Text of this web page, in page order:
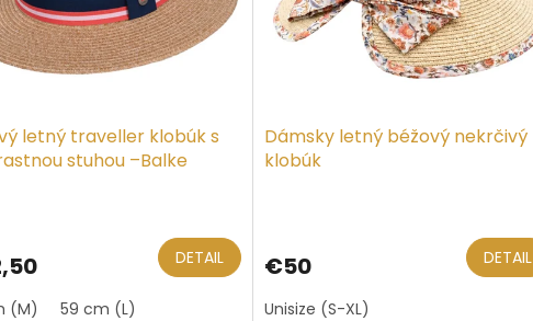
letný traveller klobúk s
stuhou –Balke
DETAIL
(M) 59 cm (L)
Dámsky letný béžový nekrčivý
klobúk
€50 DETAIL
Unisize (S-XL)